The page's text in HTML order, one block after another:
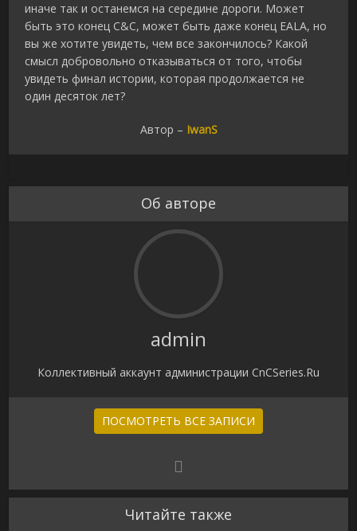
иначе так и останемся на середине дороги. Может
быть это конец C&C, может быть даже конец EALA, но
вы же хотите увидеть, чем все закончилось? Какой
смысл добровольно отказываться от того, чтобы
увидеть финал истории, которая продолжается не
один десяток лет?
Автор – IwanS
Об авторе
admin
Коллективный аккаунт администрации CnCSeries.Ru
ПОСМОТРЕТЬ ВСЕ ЗАПИСИ
Читайте также